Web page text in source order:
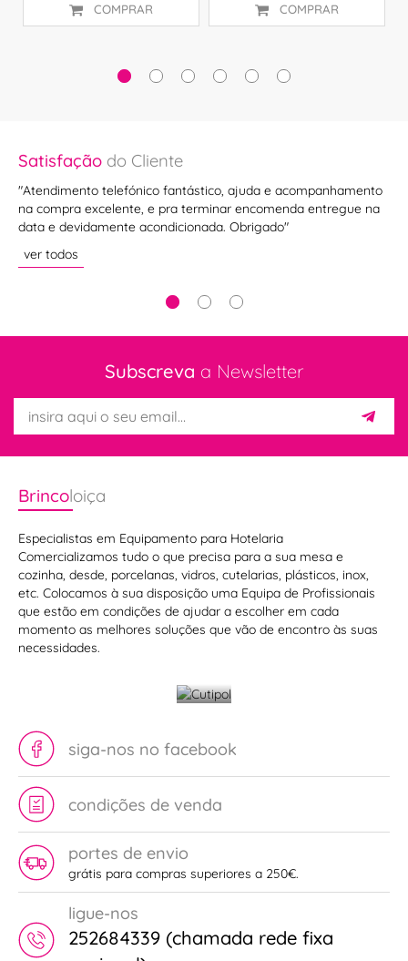
COMPRAR COMPRAR
Satisfação do Cliente
"Atendimento telefónico fantástico, ajuda e acompanhamento
na compra excelente, e pra terminar encomenda entregue na
data e devidamente acondicionada. Obrigado"
ver todos
Subscreva a Newsletter
Brincoloiça
Especialistas em Equipamento para Hotelaria
Comercializamos tudo o que precisa para a sua mesa e
cozinha, desde, porcelanas, vidros, cutelarias, plásticos, inox,
etc. Colocamos à sua disposição uma Equipa de Profissionais
que estão em condições de ajudar a escolher em cada
momento as melhores soluções que vão de encontro às suas
necessidades.
Cutipol
Elegância
na
mesa
Fardas
restauração
siga-nos no facebook
condições de venda
portes de envio
grátis para compras superiores a 250€.
ligue-nos
252684339 (chamada rede fixa